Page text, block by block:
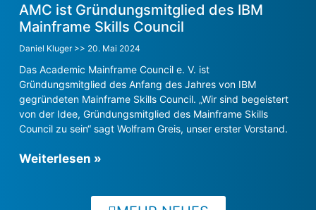
AMC ist Gründungsmitglied des IBM
Mainframe Skills Council
Daniel Kluger 20. Mai 2024
Das Academic Mainframe Council e. V. ist
Gründungsmitglied des Anfang des Jahres von IBM
gegründeten Mainframe Skills Council. „Wir sind begeistert
von der Idee, Gründungsmitglied des Mainframe Skills
Council zu sein“ sagt Wolfram Greis, unser erster Vorstand.
Weiterlesen »